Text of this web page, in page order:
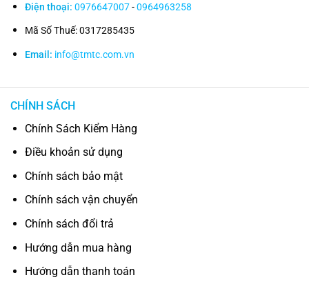
Điện thoại: 0976647007-0964963258
Mã Số Thuế: 0317285435
Email: info@tmtc.com.vn
CHÍNH SÁCH
Chính Sách Kiểm Hàng
Điều khoản sử dụng
Chính sách bảo mật
Chính sách vận chuyển
Chính sách đổi trả
Hướng dẫn mua hàng
Hướng dẫn thanh toán